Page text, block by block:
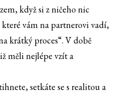
když si z ničeho nic
vám na partnerovi vadí,
krátký proces“. V době
měli nejlépe vzít a
setkáte se s realitou a